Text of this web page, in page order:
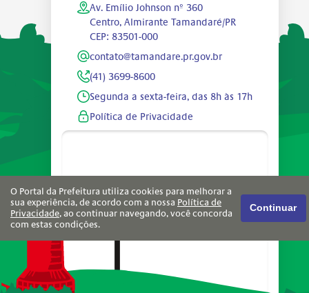
Av. Emílio Johnson nº 360
Centro, Almirante Tamandaré/PR
CEP: 83501-000
contato@tamandare.pr.gov.br
(41) 3699-8600
Segunda a sexta-feira, das 8h às 17h
Política de Privacidade
O Portal da Prefeitura utiliza cookies para melhorar a
sua experiência, de acordo com a nossa Política de
Privacidade, ao continuar navegando, você concorda
com estas condições.
Continuar